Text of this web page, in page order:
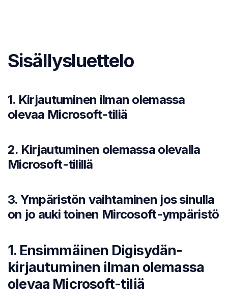
Sisällysluettelo
1. Kirjautuminen ilman olemassa
olevaa Microsoft-tiliä
2. Kirjautuminen olemassa olevalla
Microsoft-tilillä
3. Ympäristön vaihtaminen jos sinulla
on jo auki toinen Mircosoft-ympäristö
1. Ensimmäinen Digisydän-
kirjautuminen ilman olemassa
olevaa Microsoft-tiliä